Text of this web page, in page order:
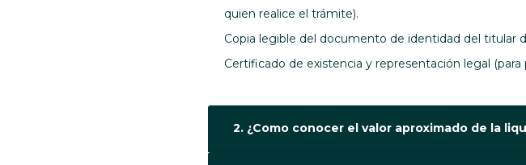
quien realice el trámite).
Copia legible del documento de identidad del titular
Certificado de existencia y representación legal
2. ¿Como conocer el valor aproximado de la